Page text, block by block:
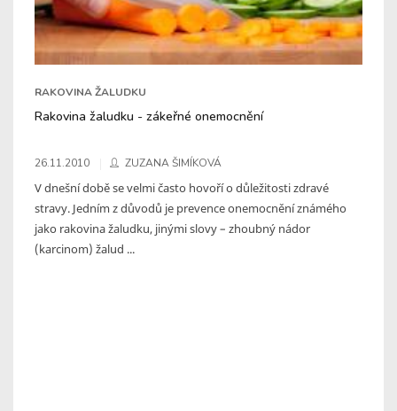
RAKOVINA ŽALUDKU
Rakovina žaludku - zákeřné onemocnění
26.11.2010 ZUZANA ŠIMÍKOVÁ
V dnešní době se velmi často hovoří o důležitosti zdravé
stravy. Jedním z důvodů je prevence onemocnění známého
jako rakovina žaludku, jinými slovy – zhoubný nádor
(karcinom) žalud ...